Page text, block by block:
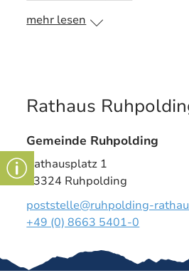
mehr lesen
Rathaus
Gemeinde Ruhpolding
Rathausplatz 1
83324 Ruhpolding
poststelle@ruhpolding-
+49 (0) 8663 5401-0